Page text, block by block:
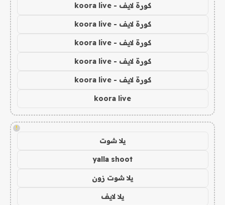
كورة لايف - koora live
كورة لايف - koora live
كورة لايف - koora live
كورة لايف - koora live
كورة لايف - koora live
koora live
!
يلا شوت
yalla shoot
يلا شوت زون
يلا لايف